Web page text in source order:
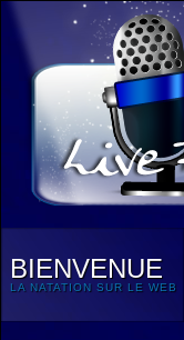
BIENVENUE
LA NATATION SUR LE WEB